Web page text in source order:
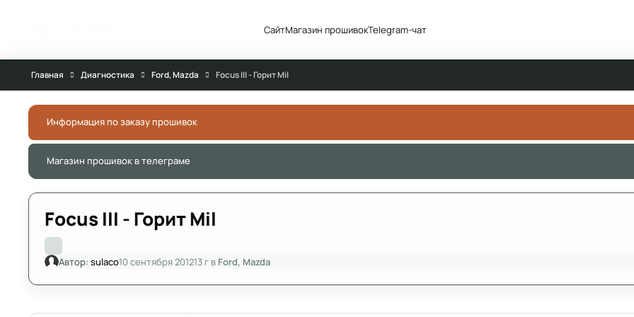
СайтМагазин прошивокTelegram-чатСообщество
Главная Диагностика Ford, Mazda Focus III - Горит Mil
Информация по заказу прошивок
Магазин прошивок в телеграме
Focus III - Горит Mil
Автор: sulaco10 сентября 201213 гв Ford, Mazda